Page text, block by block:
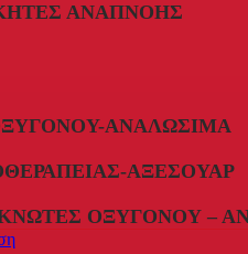
ΑΝΑΠΝΟΉΣ
ΑΝΑΛΏΣΙΜΑ
ΑΞΕΣΟΥΆΡ
ΟΞΥΓΌΝΟΥ –